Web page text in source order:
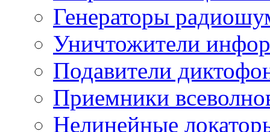
Генераторы
Уничтожители
Подавители
Приемники
Нелинейные